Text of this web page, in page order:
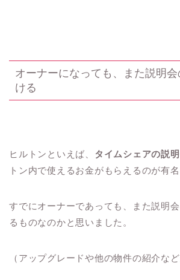
オーナーになっても、また説明
ける
ヒルトンといえば、 タイムシェアの説
トン内で使えるお金がもらえるのが有名
すでにオーナーであっても、また説明
るものなのかと思いました。
（アップグレードや他の物件の紹介など